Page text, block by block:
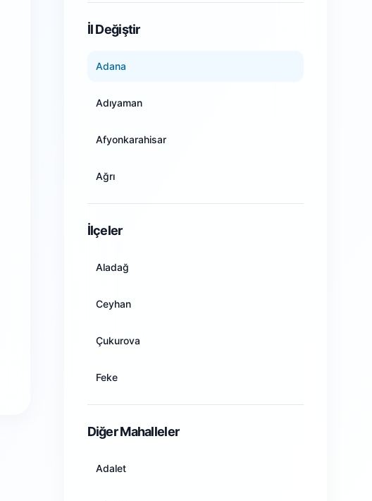
İl Değiştir
Adana
Adıyaman
Afyonkarahisar
Ağrı
Bilecik
Bingöl
İlçeler
Aladağ
Ceyhan
Çukurova
Feke
Diğer Mahalleler
Adalet